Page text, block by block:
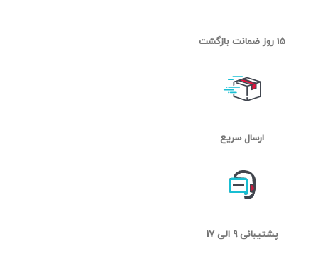
15 روز ضمانت بازگشت
ارسال سریع
پشتیبانی 9 الی 17